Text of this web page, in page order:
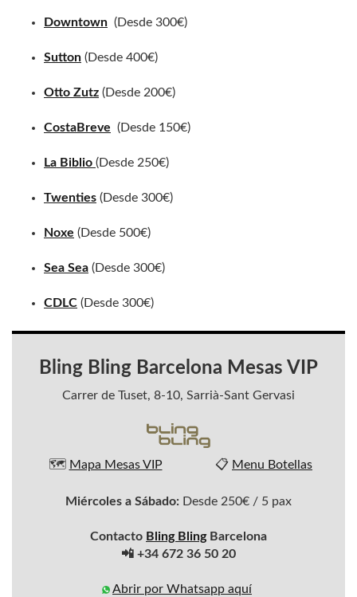
Downtown (Desde 300€)
Sutton (Desde 400€)
Otto Zutz (Desde 200€)
CostaBreve (Desde 150€)
La Biblio (Desde 250€)
Twenties (Desde 300€)
Noxe (Desde 500€)
Sea Sea (Desde 300€)
CDLC (Desde 300€)
Bling Bling Barcelona Mesas VIP
Carrer de Tuset, 8-10, Sarrià-Sant Gervasi
🗺️ Mapa Mesas VIP 📋 Menu Botellas
Miércoles a Sábado: Desde 250€ / 5 pax
Contacto Bling BlingBarcelona
📲 +34 672 36 50 20
Abrir por Whatsapp aquí